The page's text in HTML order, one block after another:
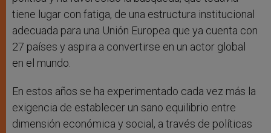
tiene lugar con fatiga, de una estructura institucional
adecuada para una Unión Europea que ya cuenta con
27 países y aspira a convertirse en un actor global
en el mundo.
En estos años se ha experimentado cada vez más la
exigencia de establecer un sano equilibrio entre
dimensión económica y social, a través de políticas